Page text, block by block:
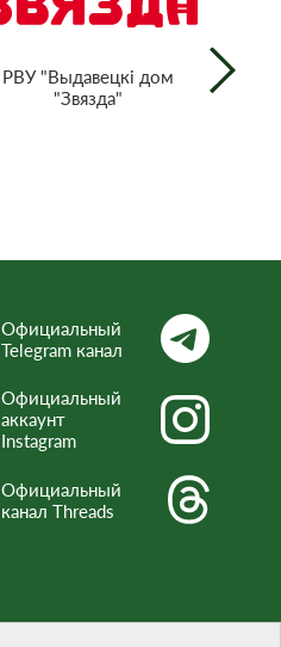
РВУ "Выдавецкі дом
"Звязда"
Официальный
Telegram канал
Официальный
аккаунт
Instagram
Официальный
канал Threads